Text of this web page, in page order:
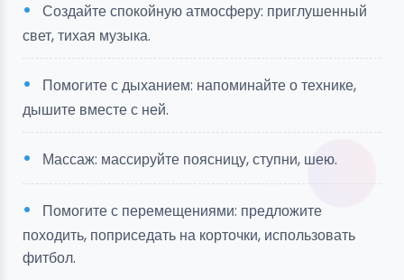
Создайте спокойную атмосферу: приглушенный
свет, тихая музыка.
Помогите с дыханием: напоминайте о технике,
дышите вместе с ней.
Массаж: массируйте поясницу, ступни, шею.
Помогите с перемещениями: предложите
походить, поприседать на корточки, использовать
фитбол.